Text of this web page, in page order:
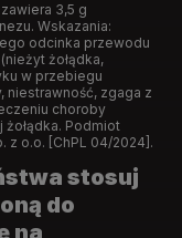
3,5 g
Wskazania:
odcinka przewodu
żołądka,
w przebiegu
niestrawność, zgaga z
choroby
Podmiot
z o.o. [ChPL 04/2024].
stosuj
do
na